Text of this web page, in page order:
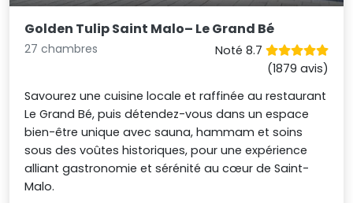
Golden Tulip Saint Malo– Le Grand Bé
27 chambres
Noté 8.7
(1879 avis)
Savourez une cuisine locale et raffinée au restaurant
Le Grand Bé, puis détendez-vous dans un espace
bien-être unique avec sauna, hammam et soins
sous des voûtes historiques, pour une expérience
alliant gastronomie et sérénité au cœur de Saint-
Malo.